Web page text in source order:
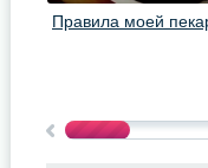
Правила моей